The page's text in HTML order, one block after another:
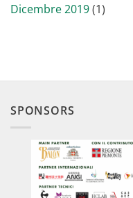
Dicembre 2019(1)
SPONSORS